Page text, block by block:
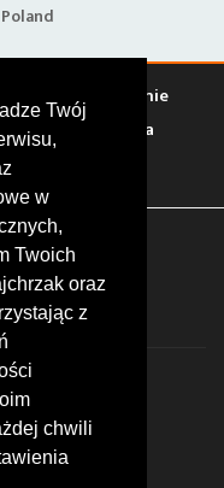
Twój
w
Twoich
oraz
z
chwili
Stacje paliw
Jedzenie
Rajdy
Spotkania